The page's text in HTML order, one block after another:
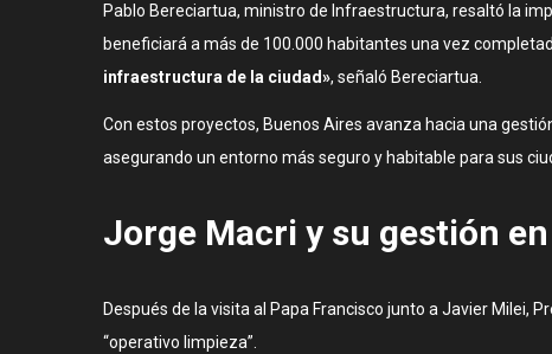
Pablo Bereciartua, ministro de Infraestructura, resaltó la
beneficiará a más de 100.000 habitantes una vez
infraestructura de la ciudad», señaló Bereciartua.
Con estos proyectos, Buenos Aires avanza hacia una
asegurando un entorno más seguro y habitable para sus
Jorge Macri y su gestión
Después de la visita al Papa Francisco junto a Javier Milei,
“operativo limpieza”.